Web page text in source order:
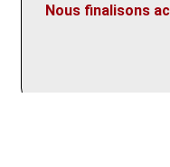
Nous finalisons